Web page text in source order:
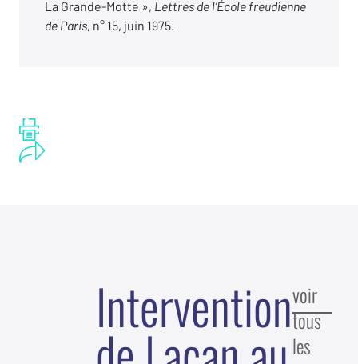
La Grande-Motte », Lettres de l’École freudienne
de Paris, n° 15, juin 1975.
Interventionvoir
tous
les